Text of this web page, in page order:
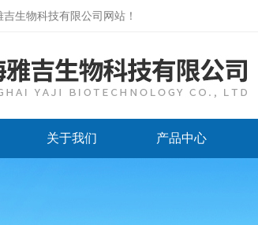
吉生物科技有限公司网站 ！
关于我们 产品中心